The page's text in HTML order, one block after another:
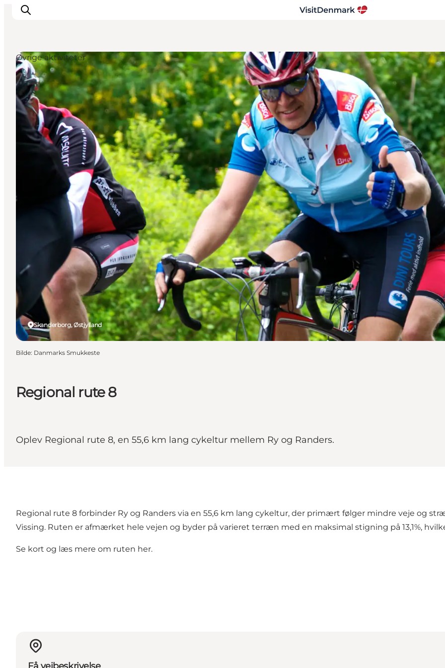
Inspirasjon
Reisemål
Aktiviteter
Overnatting
Planlegg reisen
Regional rute 8
Oplev Regional rute 8, en 55,6 km lang cykeltur mellem Ry og Randers.
Skanderborg, Østjylland
Øvrige aktiviteter
Bilde: Danmarks Smukkeste
Regional rute 8 forbinder Ry og Randers via en 55,6 km lang cykeltur, der primært følger mindre veje og
Vissing. Ruten er afmærket hele vejen og byder på varieret terræn med en maksimal stigning på 13,1%,
Se kort og læs mere om ruten her.